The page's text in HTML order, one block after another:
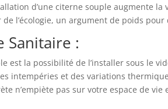
d’une citerne souple augmente
l’écologie, un argument de poids
Sanitaire :
est la possibilité de l’installer sous le
intempéries et des variations
n’empiète pas sur votre espace de vie